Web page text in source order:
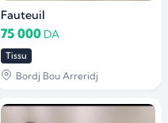
Fauteuil
75 000 DA
Tissu
Bordj Bou Arreridj